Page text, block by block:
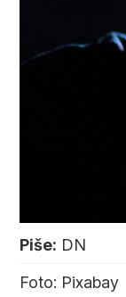
Piše: DN
Foto: Pixabay